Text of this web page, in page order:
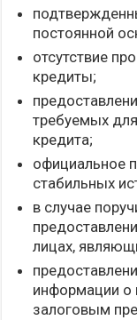
постоянной
отсутствие
кредиты;
требуемых
кредита;
официальное
стабильных
в случае
лицах,
информации
залоговым